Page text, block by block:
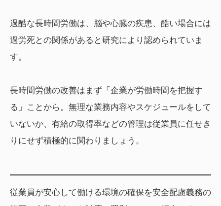
過酷な長時間労働は、脳や心臓の疾患、酷い場合には
過労死との関係があると研究により認められていま
す。
長時間労働の改善はまず「企業が労働時間を把握す
る」ことから。無理な業務内容やスケジュールをして
いないか、有給の取得率などの管理は従業員に任せき
りにせず積極的に関わりましょう。
従業員が安心して働ける環境の確保を安全配慮義務の